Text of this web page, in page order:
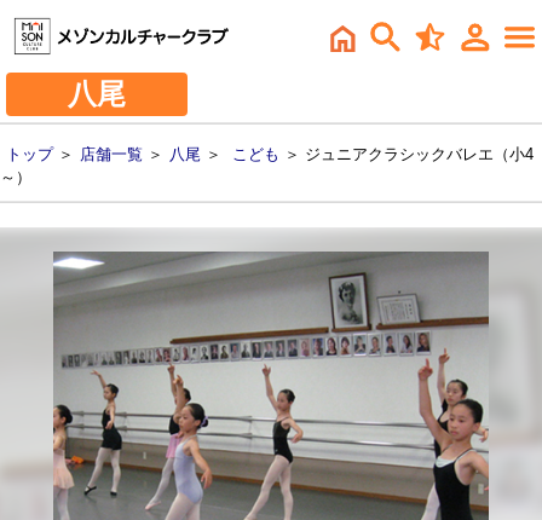
八尾
トップ＞ 店舗一覧 ＞ 八尾 ＞ こども ＞ ジュニアクラシックバレエ（小4
～）